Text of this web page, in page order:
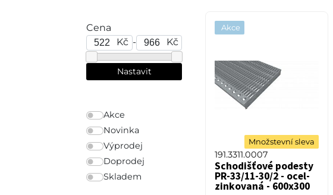
Cena
Kč - Kč
Akce
Novinka
Výprodej
Doprodej
Skladem
Akce
Množstevní sleva
191.3311.0007
Schodišťové podesty
PR-33/11-30/2 - ocel-
zinkovaná - 600x300